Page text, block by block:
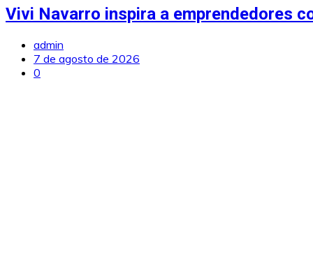
Vivi Navarro inspira a emprendedores
admin
7 de agosto de 2026
0